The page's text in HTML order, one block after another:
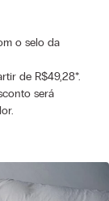
o selo da
de R$49,28*.
será